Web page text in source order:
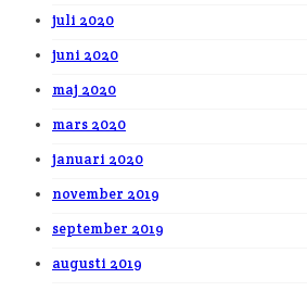
juli 2020
juni 2020
maj 2020
mars 2020
januari 2020
november 2019
september 2019
augusti 2019